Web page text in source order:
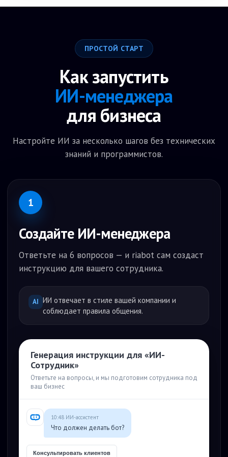
ПРОСТОЙ СТАРТ
Как запустить
ИИ-менеджера
для бизнеса
Настройте ИИ за несколько шагов без технических
знаний и программистов.
1
Создайте ИИ-менеджера
Ответьте на 6 вопросов — и riabot сам создаст
инструкцию для вашего сотрудника.
AI ИИ отвечает в стиле вашей компании и
соблюдает правила общения.
Генерация инструкции для «ИИ-
Сотрудник»
Ответьте на вопросы, и мы подготовим сотрудника под
ваш бизнес
10:48 ИИ-ассистент
Что должен делать бот?
Консультировать клиентов